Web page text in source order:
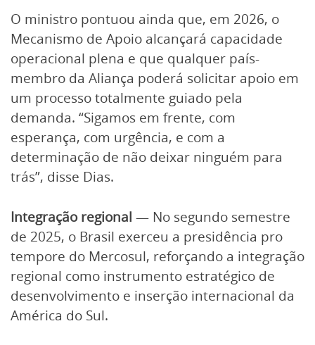
O ministro pontuou ainda que, em 2026, o
Mecanismo de Apoio alcançará capacidade
operacional plena e que qualquer país-
membro da Aliança poderá solicitar apoio em
um processo totalmente guiado pela
demanda. “Sigamos em frente, com
esperança, com urgência, e com a
determinação de não deixar ninguém para
trás”, disse Dias.
Integração regional — No segundo semestre
de 2025, o Brasil exerceu a presidência pro
tempore do Mercosul, reforçando a integração
regional como instrumento estratégico de
desenvolvimento e inserção internacional da
América do Sul.